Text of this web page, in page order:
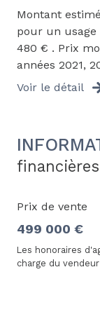
Pour plus
Théo Gandia -
O7.66.85.08.66
arboré
visiophone
Montant
pour un
480 € . Prix
années 2021,
Voir le détail
financières
Prix de vente
499 000 €
Les honoraires
charge du vendeur